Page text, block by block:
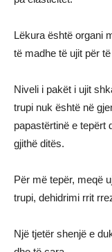
Lëkura është organi
të madhe të ujit për
Niveli i pakët i ujit
trupi nuk është në
papastërtinë e tepërt
gjithë ditës.
Për më tepër, meqë
trupi, dehidrimi rrit
Një tjetër shenjë e